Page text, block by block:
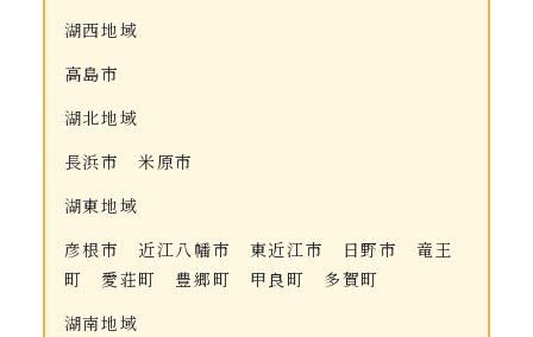
湖西地域
高島市
湖北地域
長浜市 米原市
湖東地域
彦根市 近江八幡市 東近江市 日野市 竜王
町 愛荘町 豊郷町 甲良町 多賀町
湖南地域